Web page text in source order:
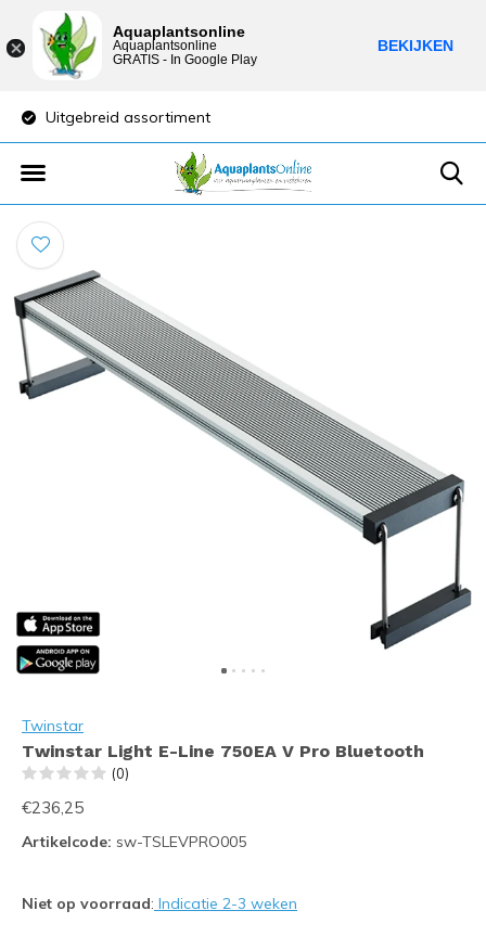
Lage verzendkosten
Twinstar
Twinstar Light E-Line 750EA V Pro Bluetooth
(0)
€236,25
Artikelcode: sw-TSLEVPRO005
Niet op voorraad: Indicatie 2-3 weken
Aquaplantsonline
Aquaplantsonline
GRATIS - In Google Play
BEKIJKEN